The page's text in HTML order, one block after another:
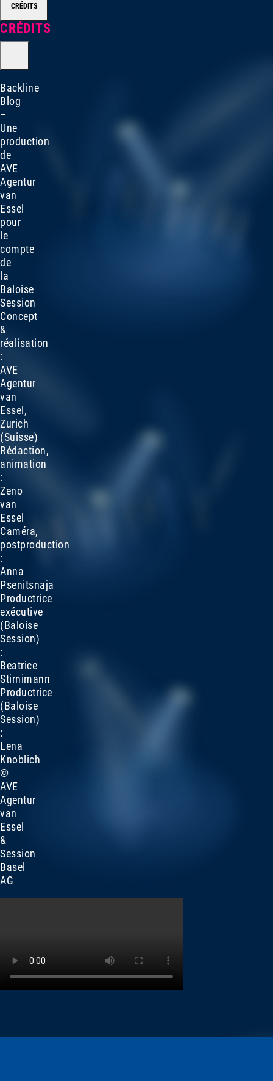
CRÉDITS
CRÉDITS
Backline
Blog
–
Une
production
de
AVE
Agentur
van
Essel
pour
le
compte
de
la
Baloise
Session
Concept
&
réalisation
:
AVE
Agentur
van
Essel,
Zurich
(Suisse)
Rédaction,
animation
:
Zeno
van
Essel
Caméra,
postproduction
:
Anna
Psenitsnaja
Productrice
exécutive
(Baloise
Session)
:
Beatrice
Stirnimann
Productrice
(Baloise
Session)
:
Lena
Knoblich
©
AVE
Agentur
van
Essel
&
Session
Basel
AG